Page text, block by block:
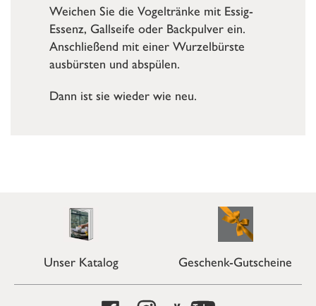
Weichen Sie die Vogeltränke mit Essig-
Essenz, Gallseife oder Backpulver ein.
Anschließend mit einer Wurzelbürste
ausbürsten und abspülen.
Dann ist sie wieder wie neu.
Unser Katalog Geschenk-Gutscheine